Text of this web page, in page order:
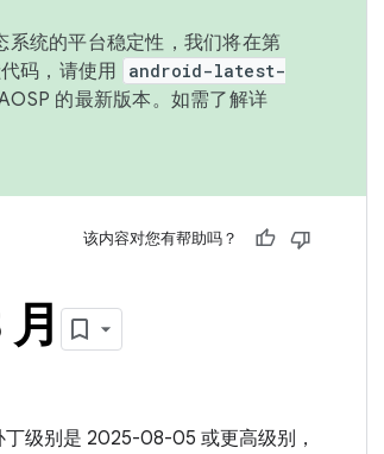
统的平台稳定性，我们将在第
码，请使用
android-latest-
的最新版本。如需了解详
该内容对您有帮助吗？
级别是 2025-08-05 或更高级别，